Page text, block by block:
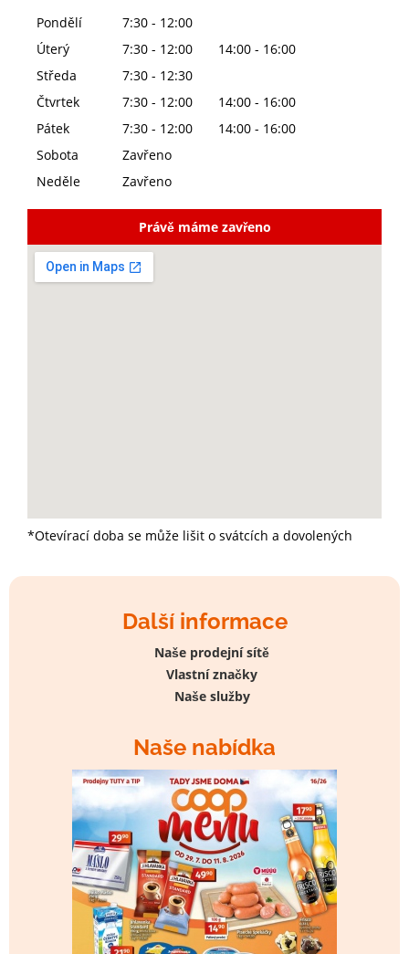
Další informace
Naše prodejní sítě
Vlastní značky
Naše služby
Naše nabídka
Pondělí
7:30 - 12:00
Úterý
7:30 - 12:00 14:00 - 16:00
Středa
7:30 - 12:30
Čtvrtek
7:30 - 12:00 14:00 - 16:00
Pátek
7:30 - 12:00 14:00 - 16:00
Sobota
Zavřeno
Neděle
Zavřeno
Právě máme zavřeno
*Otevírací doba se může lišit o svátcích a dovolených